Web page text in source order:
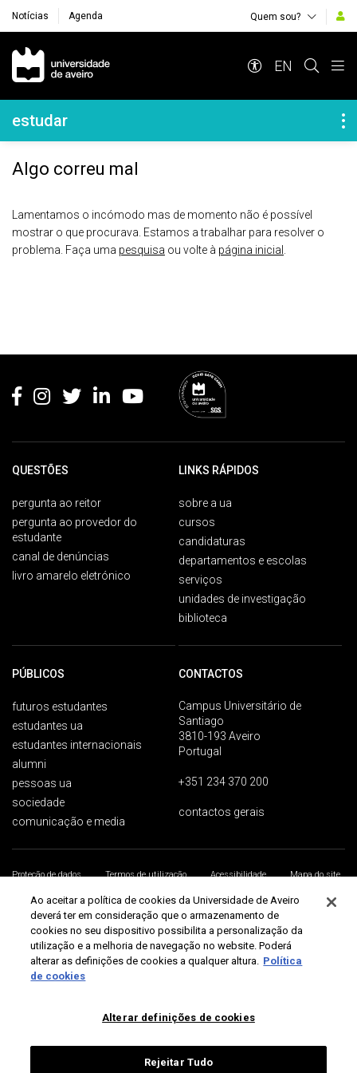
Notícias Agenda Quem sou?
Navegação Principal
EN
Navegação Lateral
estudar
Algo correu mal
Lamentamos o incómodo mas de momento não é possível
mostrar o que procurava. Estamos a trabalhar para resolver o
problema. Faça uma pesquisa ou volte à página inicial
QUESTÕES
pergunta ao reitor
pergunta ao provedor do
estudante
canal de denúncias
livro amarelo eletrónico
LINKS RÁPIDOS
sobre a ua
cursos
candidaturas
departamentos e escolas
serviços
unidades de investigação
biblioteca
PÚBLICOS
futuros estudantes
estudantes ua
estudantes internacionais
alumni
pessoas ua
sociedade
comunicação e media
CONTACTOS
Campus Universitário de
Santiago
3810-193 Aveiro
Portugal
+351 234 370 200
contactos gerais
Proteção de dados Termos de utilização Acessibilidade
Mapa do site
Universidade de Aveiro 2026
Ao aceitar a política de cookies da Universidade de Aveiro
deverá ter em consideração que o armazenamento de
cookies no seu dispositivo possibilita a personalização da
utilização e a melhoria de navegação no website. Poderá
alterar as definições de cookies a qualquer altura. Política
de cookies
Alterar definições de cookies
Rejeitar Tudo